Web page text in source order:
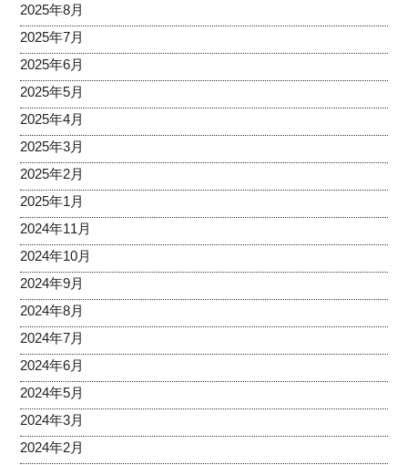
2025年8月
2025年7月
2025年6月
2025年5月
2025年4月
2025年3月
2025年2月
2025年1月
2024年11月
2024年10月
2024年9月
2024年8月
2024年7月
2024年6月
2024年5月
2024年3月
2024年2月